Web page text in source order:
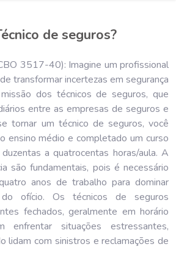
de seguros?
3517-40): Imagine um profissional
transformar incertezas em segurança
dos técnicos de seguros, que
entre as empresas de seguros e
tornar um técnico de seguros, você
ensino médio e completado um curso
a quatrocentas horas/aula. A
são fundamentais, pois é necessário
anos de trabalho para dominar
ofício. Os técnicos de seguros
fechados, geralmente em horário
enfrentar situações estressantes,
lidam com sinistros e reclamações de